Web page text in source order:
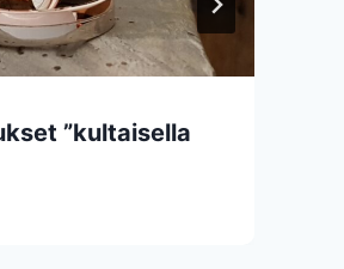
”kultaisella